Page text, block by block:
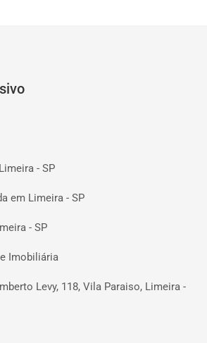
- SP
em Limeira - SP
- SP
Imobiliária
Levy, 118, Vila Paraiso, Limeira -